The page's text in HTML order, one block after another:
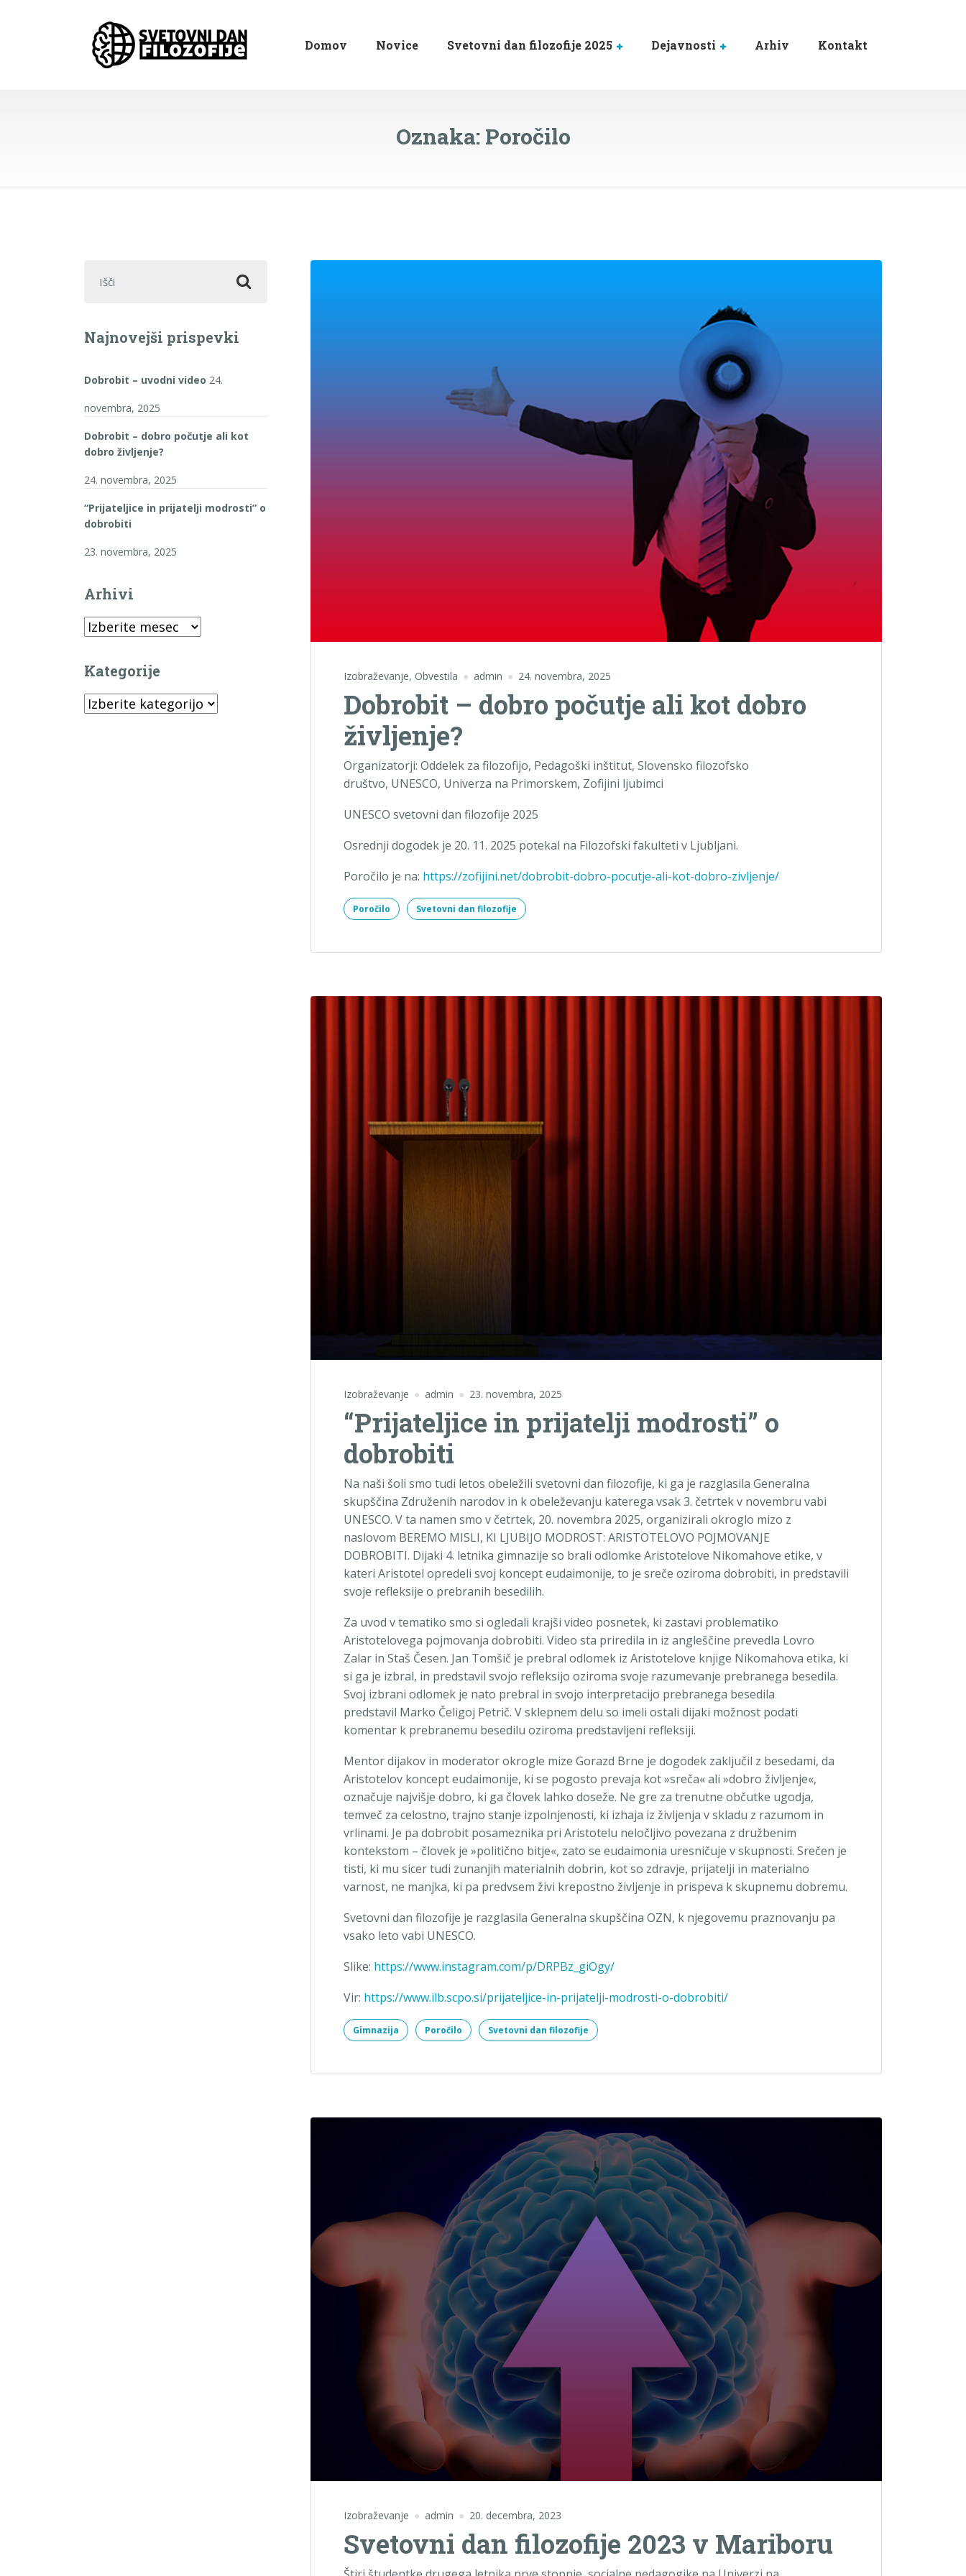
Domov Novice Svetovni dan filozofije 2025 Dejavnosti Arhiv Kontakt
Oznaka: Poročilo
Izobraževanje, Obvestila admin 24. novembra, 2025
Dobrobit – dobro počutje ali kot dobro
življenje?
Organizatorji: Oddelek za filozofijo, Pedagoški inštitut, Slovensko filozofsko
društvo, UNESCO, Univerza na Primorskem, Zofijini ljubimci
UNESCO svetovni dan filozofije 2025
Osrednji dogodek je 20. 11. 2025 potekal na Filozofski fakulteti v Ljubljani.
Poročilo je na: https://zofijini.net/dobrobit-dobro-pocutje-ali-kot-dobro-zivljenje/
Poročilo Svetovni dan filozofije
Izobraževanje admin 23. novembra, 2025
“Prijateljice in prijatelji modrosti” o
dobrobiti
Na naši šoli smo tudi letos obeležili svetovni dan filozofije, ki ga je razglasila Generalna
skupščina Združenih narodov in k obeleževanju katerega vsak 3. četrtek v novembru vabi
UNESCO. V ta namen smo v četrtek, 20. novembra 2025, organizirali okroglo mizo z
naslovom BEREMO MISLI, KI LJUBIJO MODROST: ARISTOTELOVO POJMOVANJE
DOBROBITI. Dijaki 4. letnika gimnazije so brali odlomke Aristotelove Nikomahove etike, v
kateri Aristotel opredeli svoj koncept eudaimonije, to je sreče oziroma dobrobiti, in predstavili
svoje refleksije o prebranih besedilih.
Za uvod v tematiko smo si ogledali krajši video posnetek, ki zastavi problematiko
Aristotelovega pojmovanja dobrobiti. Video sta priredila in iz angleščine prevedla Lovro
Zalar in Staš Česen. Jan Tomšič je prebral odlomek iz Aristotelove knjige Nikomahova etika, ki
si ga je izbral, in predstavil svojo refleksijo oziroma svoje razumevanje prebranega besedila.
Svoj izbrani odlomek je nato prebral in svojo interpretacijo prebranega besedila
predstavil Marko Čeligoj Petrič. V sklepnem delu so imeli ostali dijaki možnost podati
komentar k prebranemu besedilu oziroma predstavljeni refleksiji.
Mentor dijakov in moderator okrogle mize Gorazd Brne je dogodek zaključil z besedami, da
Aristotelov koncept eudaimonije, ki se pogosto prevaja kot »sreča« ali »dobro življenje«,
označuje najvišje dobro, ki ga človek lahko doseže. Ne gre za trenutne občutke ugodja,
temveč za celostno, trajno stanje izpolnjenosti, ki izhaja iz življenja v skladu z razumom in
vrlinami. Je pa dobrobit posameznika pri Aristotelu neločljivo povezana z družbenim
kontekstom – človek je »politično bitje«, zato se eudaimonia uresničuje v skupnosti. Srečen je
tisti, ki mu sicer tudi zunanjih materialnih dobrin, kot so zdravje, prijatelji in materialno
varnost, ne manjka, ki pa predvsem živi krepostno življenje in prispeva k skupnemu dobremu.
Svetovni dan filozofije je razglasila Generalna skupščina OZN, k njegovemu praznovanju pa
vsako leto vabi UNESCO.
Slike: https://www.instagram.com/p/DRPBz_giOgy/
Vir: https://www.ilb.scpo.si/prijateljice-in-prijatelji-modrosti-o-dobrobiti/
Gimnazija Poročilo Svetovni dan filozofije
Izobraževanje admin 20. decembra, 2023
Svetovni dan filozofije 2023 v Mariboru
Najnovejši prispevki
Dobrobit – uvodni video 24.
novembra, 2025
Dobrobit – dobro počutje ali kot
dobro življenje?
24. novembra, 2025
“Prijateljice in prijatelji modrosti” o
dobrobiti
23. novembra, 2025
Arhivi
Arhivi
Kategorije
Kategorije